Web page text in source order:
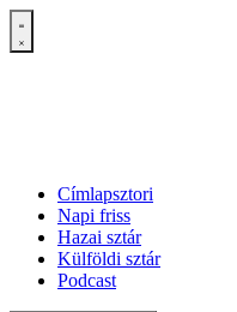
Címlapsztori
Napi friss
Hazai sztár
Külföldi sztár
Podcast